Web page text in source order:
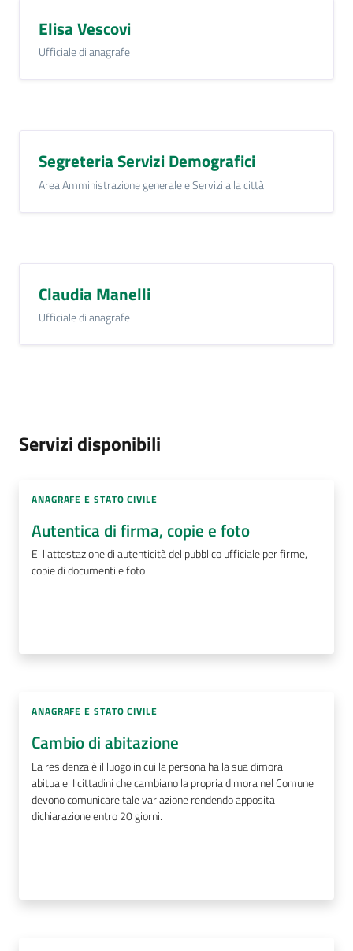
Elisa Vescovi
Ufficiale di anagrafe
Segreteria Servizi Demografici
Area Amministrazione generale e Servizi alla città
Claudia Manelli
Ufficiale di anagrafe
Servizi disponibili
ANAGRAFE E STATO CIVILE
Autentica di firma, copie e foto
E' l'attestazione di autenticità del pubblico ufficiale per firme,
copie di documenti e foto
ANAGRAFE E STATO CIVILE
Cambio di abitazione
La residenza è il luogo in cui la persona ha la sua dimora
abituale. I cittadini che cambiano la propria dimora nel Comune
devono comunicare tale variazione rendendo apposita
dichiarazione entro 20 giorni.